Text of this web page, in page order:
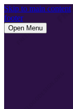
Skip to main content
footer
Open Menu